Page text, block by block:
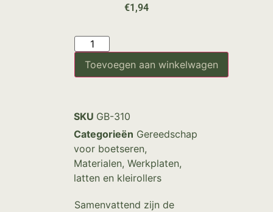
€1,94
Toevoegen aan winkelwagen
SKU GB-310
Categorieën Gereedschap
voor boetseren,
Materialen, Werkplaten,
latten en kleirollers
Samenvattend zijn de